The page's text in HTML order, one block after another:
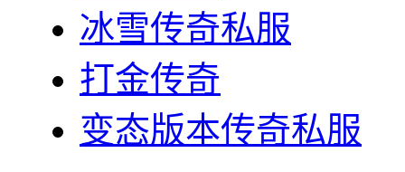
冰雪传奇私服
打金传奇
变态版本传奇私服